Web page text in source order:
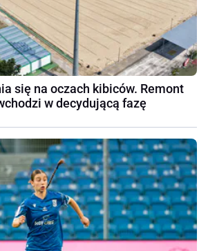
się na oczach kibiców. Remont
w decydującą fazę